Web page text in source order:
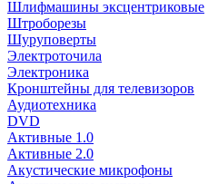
Шлифмашины эксцентриковые
Штроборезы
Шуруповерты
Электроточила
Электроника
Кронштейны для телевизоров
Аудиотехника
DVD
Активные 1.0
Активные 2.0
Акустические микрофоны